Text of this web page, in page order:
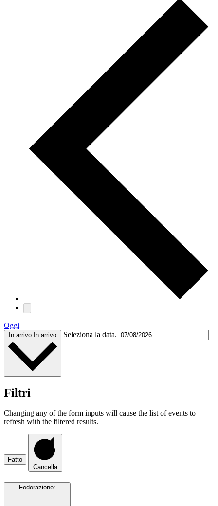
Oggi
In arrivo In arrivo Seleziona la data.
Filtri
Changing any of the form inputs will cause the list of events to
refresh with the filtered results.
Fatto
Cancella
Federazione: